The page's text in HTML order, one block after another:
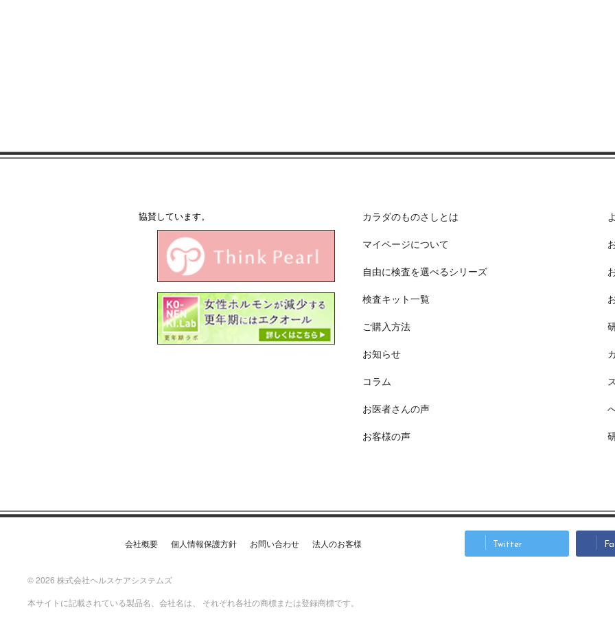
協賛しています。
カラダのものさしとは
マイページについて
自由に検査を選べるシリーズ
検査キット一覧
ご購入方法
お知らせ
コラム
お医者さんの声
お客様の声
会社概要 個人情報保護方針 お問い合わせ 法人のお客様 Twitter
© 2026 株式会社ヘルスケアシステムズ
本サイトに記載されている製品名、会社名は、 それぞれ各社の商標または登録商標です。